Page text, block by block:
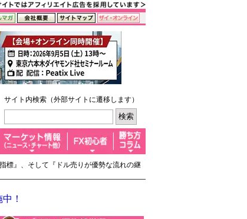
サイト内検索（外部サイトに遷移します）
標』、そして『ドル売りが優勢な流れの継
！